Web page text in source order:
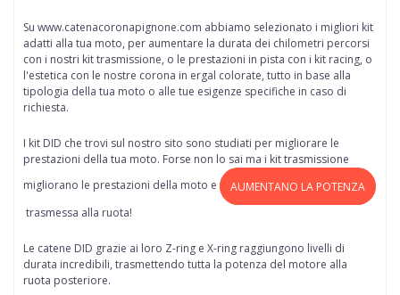
Su www.catenacoronapignone.com abbiamo selezionato i migliori kit
adatti alla tua moto, per aumentare la durata dei chilometri percorsi
con i nostri kit trasmissione, o le prestazioni in pista con i kit racing, o
l'estetica con le nostre corona in ergal colorate, tutto in base alla
tipologia della tua moto o alle tue esigenze specifiche in caso di
richiesta.
I kit DID che trovi sul nostro sito sono studiati per migliorare le
prestazioni della tua moto. Forse non lo sai ma i kit trasmissione
migliorano le prestazioni della moto e
AUMENTANO LA POTENZA
trasmessa alla ruota!
Le catene DID grazie ai loro Z-ring e X-ring raggiungono livelli di
durata incredibili, trasmettendo tutta la potenza del motore alla
ruota posteriore.